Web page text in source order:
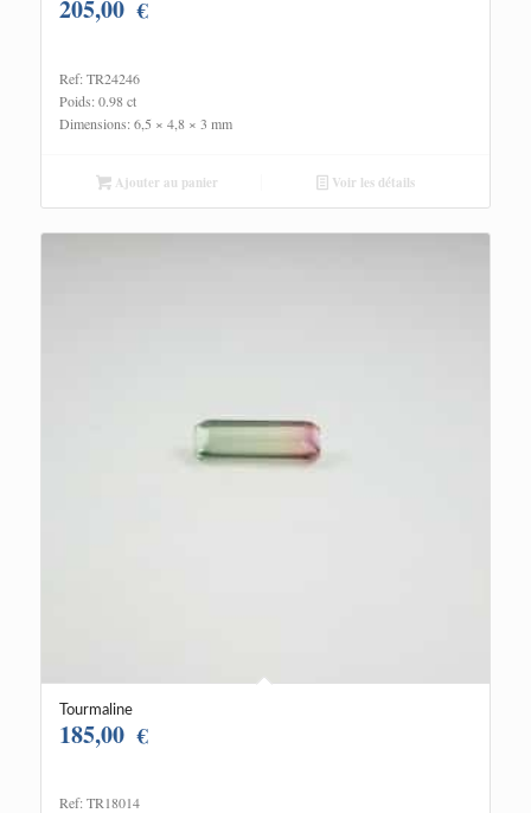
205,00 €
Ref: TR24246
Poids: 0.98 ct
Dimensions: 6,5 × 4,8 × 3 mm
Ajouter au panier Voir les détails
Tourmaline
185,00 €
Ref: TR18014